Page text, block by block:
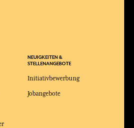
NEUIGKEITEN &
STELLENANGEBOTE
Initiativbewerbung
Jobangebote